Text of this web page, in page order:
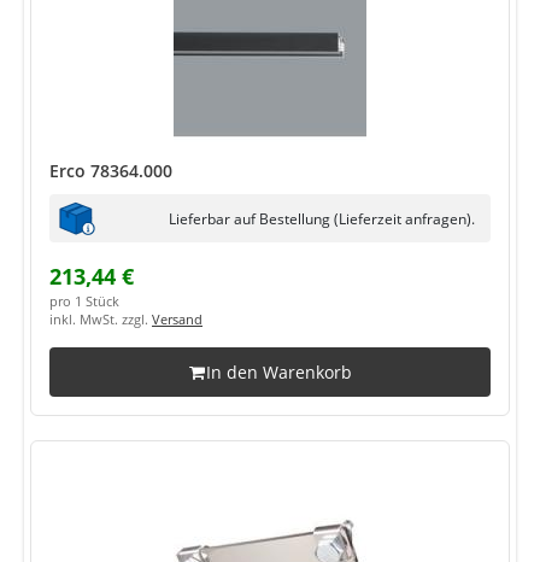
Erco 78364.000
Lieferbar auf Bestellung (Lieferzeit anfragen).
213,44 €
pro 1 Stück
inkl. MwSt. zzgl. Versand
In den Warenkorb